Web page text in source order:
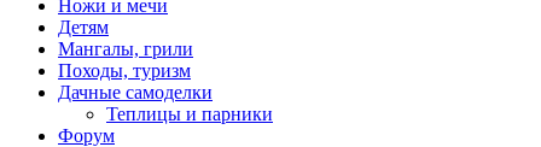
Ножи и мечи
Детям
Мангалы, грили
Походы, туризм
Дачные самоделки
Теплицы и парники
Форум